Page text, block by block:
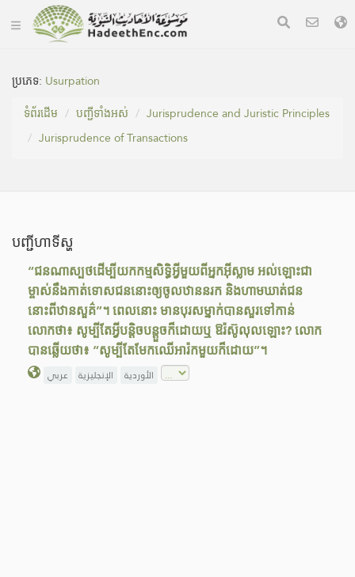
ប្រភេទ: Usurpation
ទំព័រ​ដេីម
បញ្ជីទាំងអស់
Jurisprudence and Juristic Principles
Jurisprudence of Transactions
បញ្ជីហាទីស្ហ
“ជនណាស្បថដើម្បីយកកម្មសិទ្ធិអ្វីមួយពីអ្នកអ៊ីស្លាម អល់ឡោះជា
ម្ចាស់នឹងកាត់ទោសជននោះឲ្យចូលឋាននរក និងហាមឃាត់ជន
នោះពីឋានសួគ៌”។ ពេលនោះ មានបុរសម្នាក់បានសួរទៅកាន់
លោកថា៖ សូម្បីតែអ្វីបន្ដិចបន្ដួចក៏ដោយឬ ឱរ៉ស៊ូលុលឡោះ? លោក
បានឆ្លើយថា៖ “សូម្បីតែមែកឈើអារ៉កមួយក៏ដោយ”។
عربي الإنجليزية الأوردية